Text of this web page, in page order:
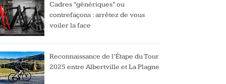
Cadres “génériques” ou
contrefaçons : arrêtez de vous
voiler la face
Reconnaissance de l’Étape du Tour
2025 entre Albertville et La Plagne